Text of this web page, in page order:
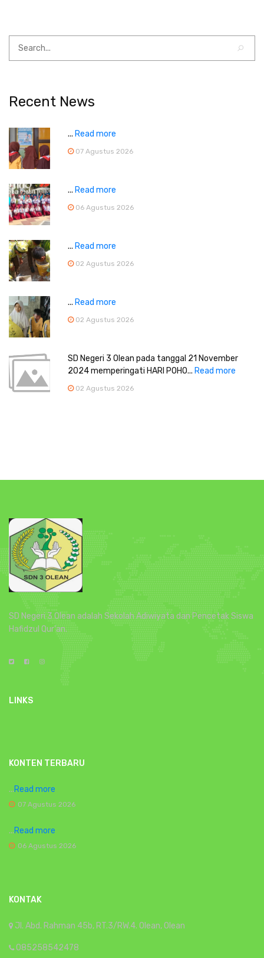
Recent News
... Read more
07 Agustus 2026
... Read more
06 Agustus 2026
... Read more
02 Agustus 2026
... Read more
02 Agustus 2026
SD Negeri 3 Olean pada tanggal 21 November
2024 memperingati HARI POHO... Read more
02 Agustus 2026
SD Negeri 3 Olean adalah Sekolah Adiwiyata dan Pencetak Siswa
Hafidzul Qur'an.
LINKS
KONTEN TERBARU
...Read more
07 Agustus 2026
...Read more
06 Agustus 2026
KONTAK
Jl. Abd. Rahman 45b, RT.3/RW.4. Olean, Olean
085258542478